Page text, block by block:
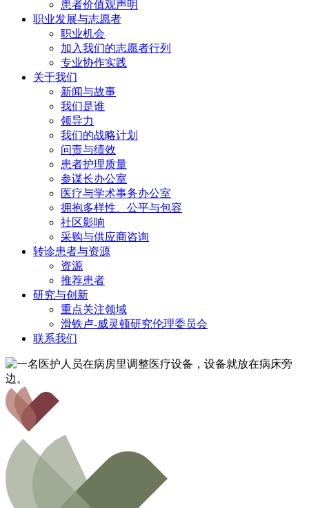
患者价值观声明
职业发展与志愿者
职业机会
加入我们的志愿者行列
专业协作实践
关于我们
新闻与故事
我们是谁
领导力
我们的战略计划
问责与绩效
患者护理质量
参谋长办公室
医疗与学术事务办公室
拥抱多样性、公平与包容
社区影响
采购与供应商咨询
转诊患者与资源
资源
推荐患者
研究与创新
重点关注领域
滑铁卢-威灵顿研究伦理委员会
联系我们